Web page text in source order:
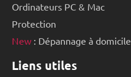
Ordinateurs PC & Mac
Protection
New : Dépannage à domicile
Liens utiles